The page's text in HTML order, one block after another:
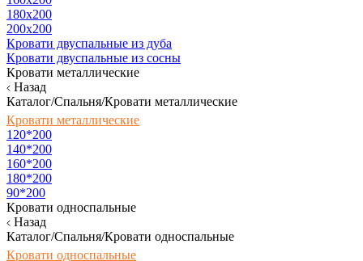
180x200
200x200
Кровати двуспальные из дуба
Кровати двуспальные из сосны
Кровати металлические
Назад
Каталог/Спальня/Кровати металлические
Кровати металлические
120*200
140*200
160*200
180*200
90*200
Кровати односпальные
Назад
Каталог/Спальня/Кровати односпальные
Кровати односпальные